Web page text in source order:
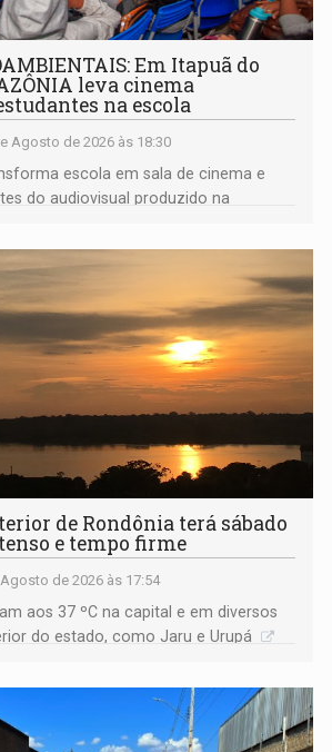
Em Itapuã do
leva cinema
na escola
Agosto de 2026 às 18:30
escola em sala de cinema e
do audiovisual produzido na
de Rondônia terá sábado
e tempo firme
de 2026 às 17:54
aos 37 ºC na capital e em diversos
do estado, como Jaru e Urupá